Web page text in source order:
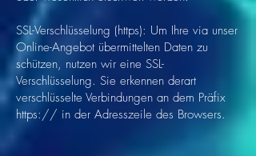
SSL-Verschlüsselung (https): Um Ihre via unser
Online-Angebot übermittelten Daten zu
schützen, nutzen wir eine SSL-
Verschlüsselung. Sie erkennen derart
verschlüsselte Verbindungen an dem Präfix
https:// in der Adresszeile des Browsers.